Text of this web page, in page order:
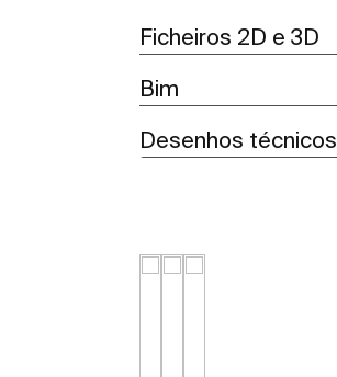
Ficheiros 2D e 3D
Bim
Desenhos técnicos